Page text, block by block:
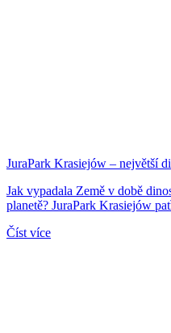
JuraPark Krasiejów – největší
Jak vypadala Země v době
planetě? JuraPark Krasiejów
Číst více